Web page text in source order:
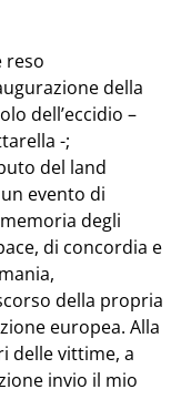
reso
della
dell’eccidio –
-;
del land
evento di
degli
di concordia e
della propria
europea. Alla
delle vittime, a
invio il mio